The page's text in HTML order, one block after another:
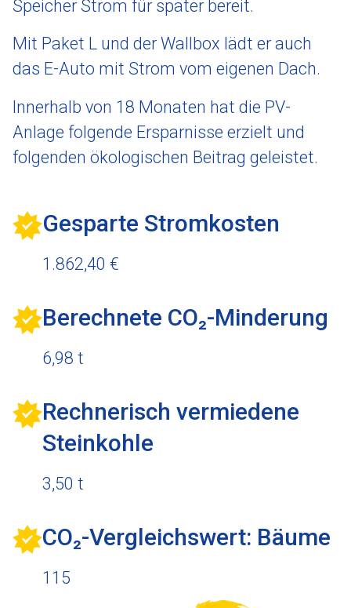
Speicher Strom für später bereit.
Mit Paket L und der Wallbox lädt er auch
das E-Auto mit Strom vom eigenen Dach.
Innerhalb von 18 Monaten hat die PV-
Anlage folgende Ersparnisse erzielt und
folgenden ökologischen Beitrag geleistet.
Gesparte Stromkosten
1.862,40 €
Berechnete CO₂-Minderung
6,98 t
Rechnerisch vermiedene
Steinkohle
3,50 t
CO₂-Vergleichswert: Bäume
115